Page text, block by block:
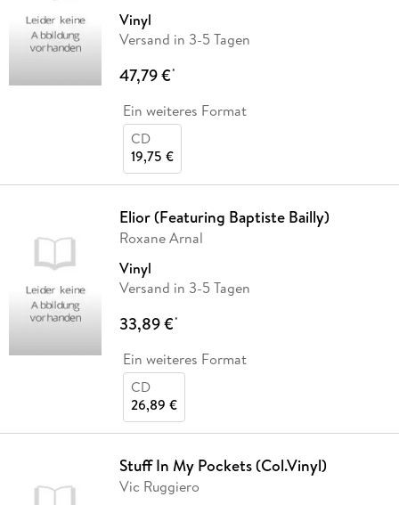
Vinyl
Versand in 3-5 Tagen
47,79 €*
Ein weiteres Format
CD
19,75 €
Elior (Featuring Baptiste Bailly)
Roxane Arnal
Vinyl
Versand in 3-5 Tagen
33,89 €*
Ein weiteres Format
CD
26,89 €
Stuff In My Pockets (Col.Vinyl)
Vic Ruggiero